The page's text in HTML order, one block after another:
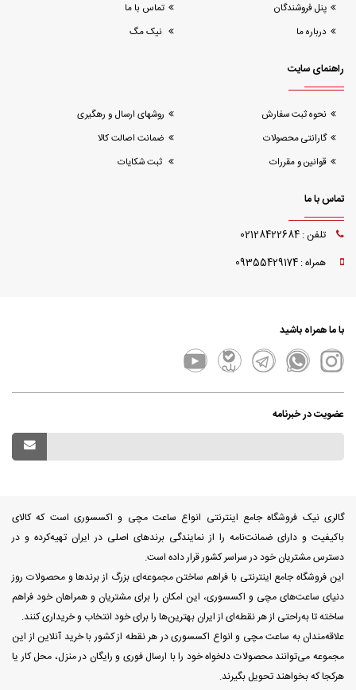
پنل فروشندگان
تماس با ما
درباره ما
نیک مگ
راهنمای سایت
نحوه ثبت سفارش
روشهای ارسال و رهگیری
گارانتی محصولات
ضمانت اصالت کالا
قوانین و مقررات
ثبت شکایات
تماس با ما
تلفن : 02128422684
همراه : 09355429174
با ما همراه باشید
عضویت در خبرنامه
گالری نیک فروشگاه جامع اینترنتی انواع ساعت مچی و اکسسوری است که کالای
باکیفیت و دارای ضمانت‌نامه را از نمایندگی برندهای اصلی در ایران تهیه‌کرده و در
دسترس مشتریان خود در سراسر کشور قرار داده است.
این فروشگاه جامع اینترنتی با فراهم ساختن مجموعه‌ای بزرگ از برندها و محصولات روز
دنیای ساعت‌های مچی و اکسسوری، این امکان را برای مشتریان و همراهان خود فراهم
ساخته تا به‌راحتی از هر نقطه‌ای از ایران بهترین‌ها را برای خود انتخاب و خریداری کنند.
علاقه‌مندان به ساعت مچی و انواع اکسسوری در هر نقطه از کشور با خرید آنلاین از این
مجموعه می‌توانند محصولات دلخواه خود را با ارسال فوری و رایگان در منزل، محل کار یا
هرکجا که بخواهند تحویل بگیرند.